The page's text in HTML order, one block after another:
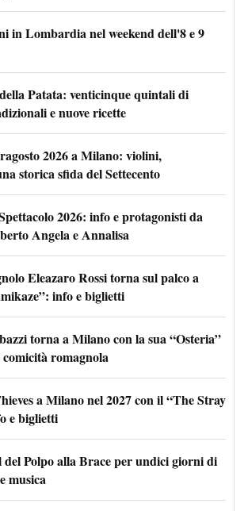
in Lombardia nel weekend dell'8 e 9
Patata: venticinque quintali di
e nuove ricette
2026 a Milano: violini,
storica sfida del Settecento
2026: info e protagonisti da
Angela e Annalisa
Eleazaro Rossi torna sul palco a
info e biglietti
torna a Milano con la sua “Osteria”
romagnola
a Milano nel 2027 con il “The Stray
e biglietti
del Polpo alla Brace per undici giorni di
musica